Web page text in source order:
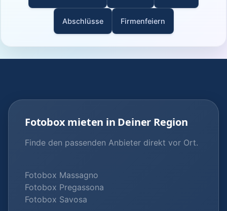
Abschlüsse Firmenfeiern
Fotobox mieten in Deiner Region
Finde den passenden Anbieter direkt vor Ort.
Fotobox Massagno
Fotobox Pregassona
Fotobox Savosa